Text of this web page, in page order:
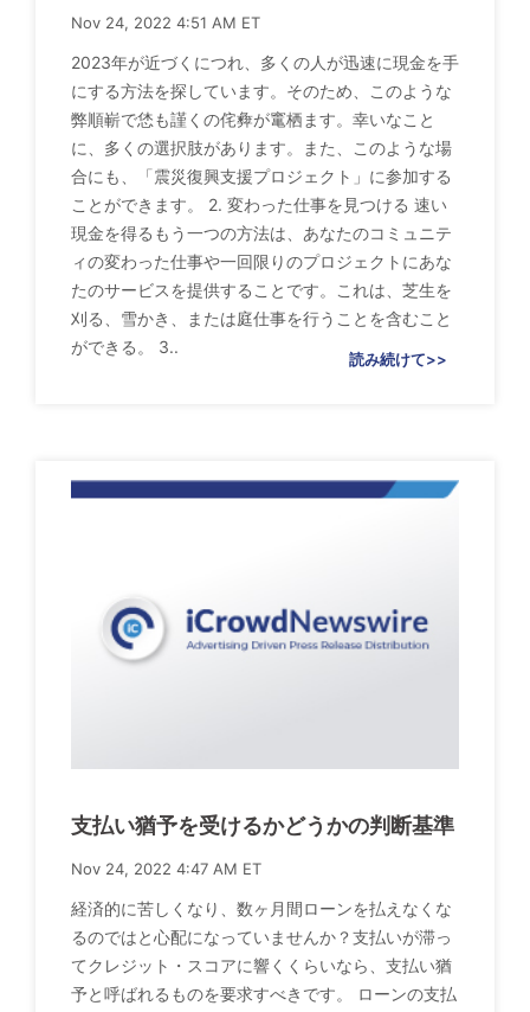
Nov 24, 2022 4:51 AM ET
2023年が近づくにつれ、多くの人が迅速に現金を手
にする方法を探しています。そのため、このような
弊順嶄で恷も謹くの侘彜が竃栖ます。幸いなこと
に、多くの選択肢があります。また、このような場
合にも、「震災復興支援プロジェクト」に参加する
ことができます。 2. 変わった仕事を見つける 速い
現金を得るもう一つの方法は、あなたのコミュニテ
ィの変わった仕事や一回限りのプロジェクトにあな
たのサービスを提供することです。これは、芝生を
刈る、雪かき、または庭仕事を行うことを含むこと
ができる。 3..
読み続けて>>
支払い猶予を受けるかどうかの判断基準
Nov 24, 2022 4:47 AM ET
経済的に苦しくなり、数ヶ月間ローンを払えなくな
るのではと心配になっていませんか？支払いが滞っ
てクレジット・スコアに響くくらいなら、支払い猶
予と呼ばれるものを要求すべきです。 ローンの支払